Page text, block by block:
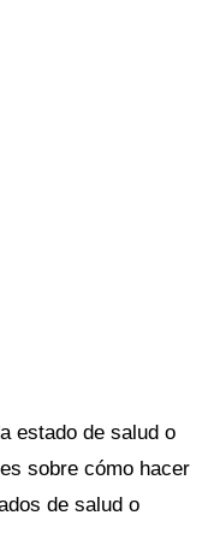
estado de salud o
sobre cómo hacer
de salud o